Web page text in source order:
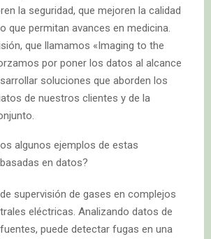
la seguridad, que mejoren la calidad
que permitan avances en medicina.
que llamamos «Imaging to the
por poner los datos al alcance
soluciones que aborden los
de nuestros clientes y de la
algunos ejemplos de estas
en datos?
supervisión de gases en complejos
eléctricas. Analizando datos de
puede detectar fugas en una